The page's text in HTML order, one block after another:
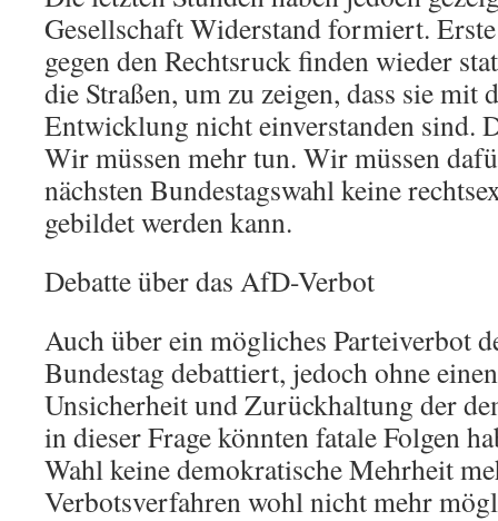
Gesellschaft Widerstand formiert.
gegen den Rechtsruck finden wieder
die Straßen, um zu zeigen, dass sie mit
Entwicklung nicht einverstanden sind.
Wir müssen mehr tun. Wir müssen
nächsten Bundestagswahl keine
gebildet werden kann.
Debatte über das AfD-Verbot
Auch über ein mögliches Parteiverbot
Bundestag debattiert, jedoch ohne
Unsicherheit und Zurückhaltung der
in dieser Frage könnten fatale Folgen
Wahl keine demokratische Mehrheit
Verbotsverfahren wohl nicht mehr